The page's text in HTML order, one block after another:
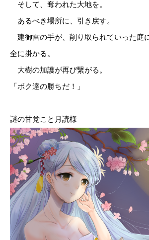
そして、奪われた大地を。
あるべき場所に、引き戻す。
建御雷の手が、削り取られていった
全に掛かる。
大樹の加護が再び繋がる。
「ボク達の勝ちだ！」
謎の甘党こと月読様